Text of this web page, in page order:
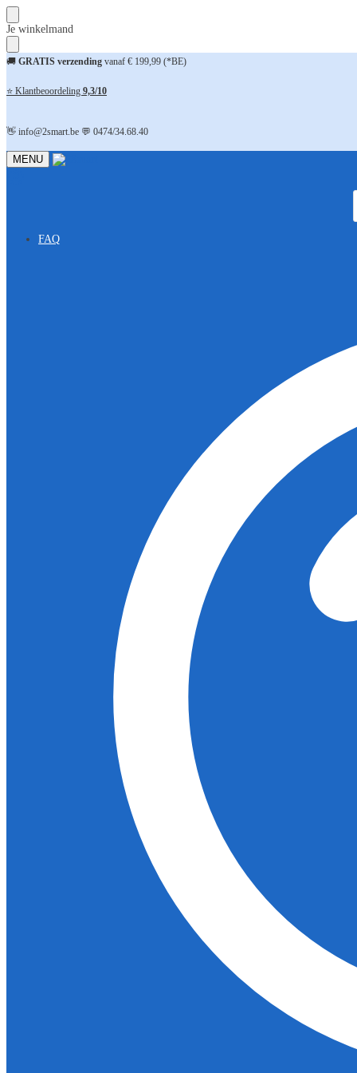
Skip
to
navigation
Skip
to
content
Je winkelmand
🚚 GRATIS verzending vanaf € 199,99 (*BE)
⭐ Klantbeoordeling 9,3/10
👋 info@2smart.be 💬 0474/34.68.40
MENU
FAQ